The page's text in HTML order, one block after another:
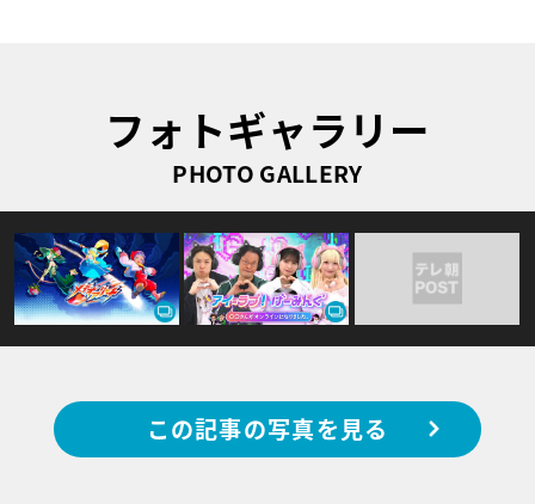
フォトギャラリー
PHOTO GALLERY
この記事の写真を見る